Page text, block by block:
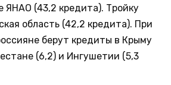
ЯНАО (43,2 кредита). Тройку
область (42,2 кредита). При
берут кредиты в Крыму
(6,2) и Ингушетии (5,3